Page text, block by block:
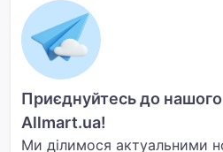
Приєднуйтесь до
Allmart.ua!
Ми ділимося актуальними